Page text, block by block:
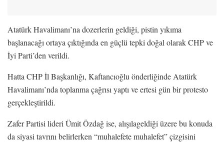
Atatürk Havalimanı’na dozerlerin geldiği, pistin yıkıma
başlanacağı ortaya çıktığında en güçlü tepki doğal olarak CHP ve
İyi Parti’den verildi.
Hatta CHP İl Başkanlığı, Kaftancıoğlu önderliğinde Atatürk
Havalimanı’nda toplanma çağrısı yaptı ve ertesi gün bir protesto
gerçekleştirildi.
Zafer Partisi lideri Ümit Özdağ ise, alışılageldiği üzere bu konuda
da siyasi tavrını belirlerken “muhalefete muhalefet” çizgisini